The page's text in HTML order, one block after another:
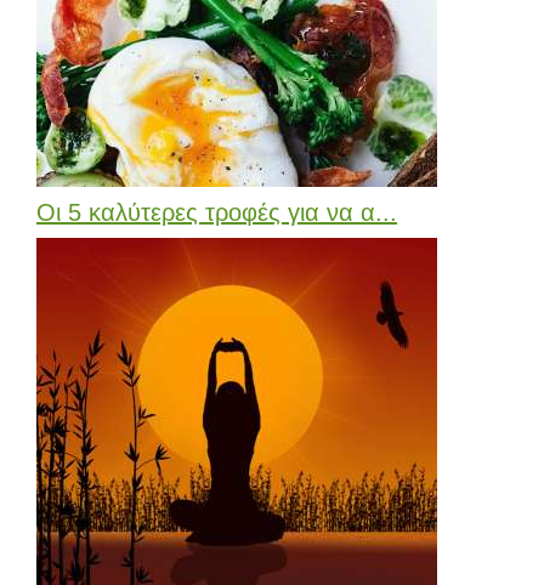
Οι 5 καλύτερες τροφές για να α...